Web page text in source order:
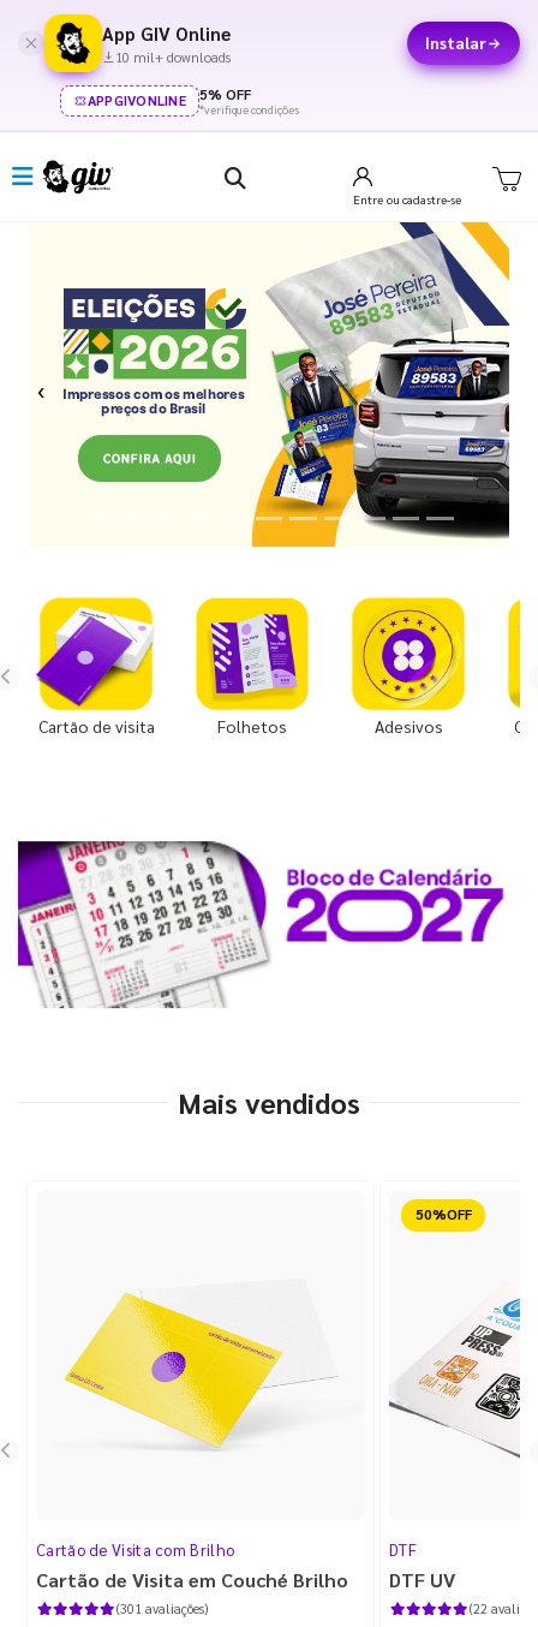
App GIV Online
10 mil+ downloads
Instalar
APPGIVONLINE 5% OFF
*verifique condições
Entre ou cadastre-se
Previous Next
Cartão de visita Folhetos Adesivos
Mais vendidos
Cartão de Visita com Brilho
Cartão de Visita em Couché Brilho
(301 avaliações)
Reduzido
DTF
DTF UV
(22